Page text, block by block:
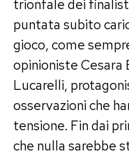
trionfale dei
puntata subito
gioco, come
opinioniste Cesara
Lucarelli,
osservazioni che
tensione. Fin dai
che nulla sarebbe